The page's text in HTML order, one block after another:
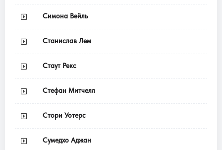
Симона Вейль
Станислав Лем
Стаут Рекс
Стефан Митчелл
Стори Уотерс
Сумедхо Аджан